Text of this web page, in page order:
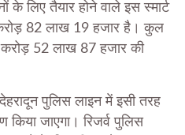
के लिए तैयार होने वाले इस स्मार्ट
82 लाख 19 हजार है। कुल
52 लाख 87 हजार की
पुलिस लाइन में इसी तरह
किया जाएगा। रिजर्व पुलिस